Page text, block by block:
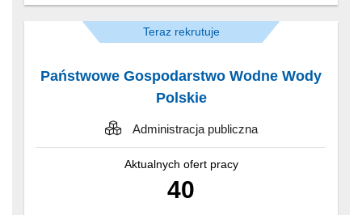
Teraz rekrutuje
Państwowe Gospodarstwo Wodne Wody
Polskie
Administracja publiczna
Aktualnych ofert pracy
40